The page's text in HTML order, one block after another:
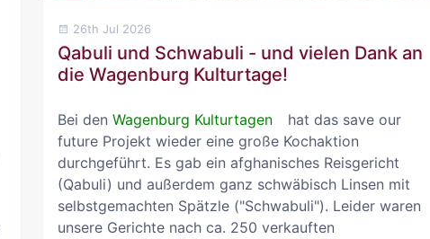
26th Jul 2026
Qabuli und Schwabuli - und vielen Dank an
die Wagenburg Kulturtage!
Bei den Wagenburg Kulturtagen
hat das save our
future Projekt wieder eine große Kochaktion
durchgeführt. Es gab ein afghanisches Reisgericht
(Qabuli) und außerdem ganz schwäbisch Linsen mit
selbstgemachten Spätzle ("Schwabuli"). Leider waren
unsere Gerichte nach ca. 250 verkauften